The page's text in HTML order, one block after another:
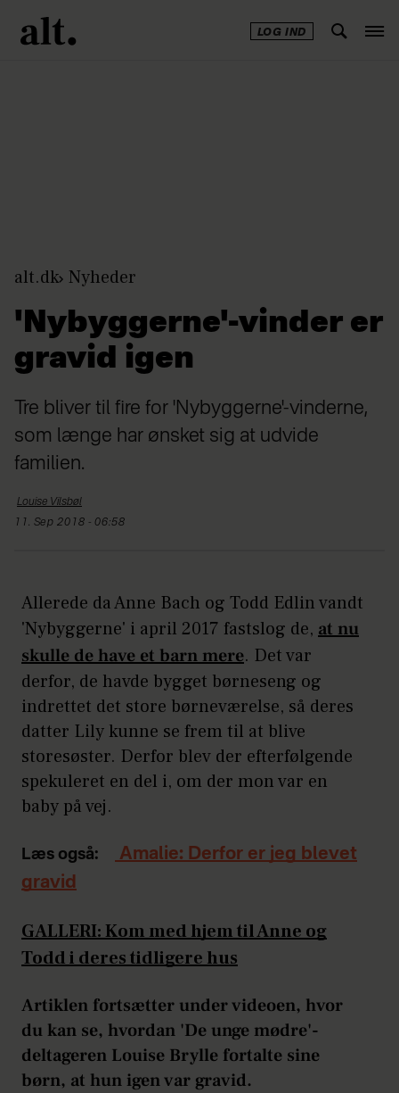
LOG IND
alt.dk Nyheder
'Nybyggerne'-vinder er
gravid igen
Tre bliver til fire for 'Nybyggerne'-vinderne,
som længe har ønsket sig at udvide
familien.
Louise Vilsbøl
11. Sep 2018 - 06:58
Allerede da Anne Bach og Todd Edlin vandt
'Nybyggerne' i april 2017 fastslog de, at nu
skulle de have et barn mere. Det var
derfor, de havde bygget børneseng og
indrettet det store børneværelse, så deres
datter Lily kunne se frem til at blive
storesøster. Derfor blev der efterfølgende
spekuleret en del i, om der mon var en
baby på vej.
Læs også:
Amalie: Derfor er jeg blevet
gravid
GALLERI: Kom med hjem til Anne og
Todd i deres tidligere hus
Artiklen fortsætter under videoen, hvor
du kan se, hvordan 'De unge mødre'-
deltageren Louise Brylle fortalte sine
børn, at hun igen var gravid.